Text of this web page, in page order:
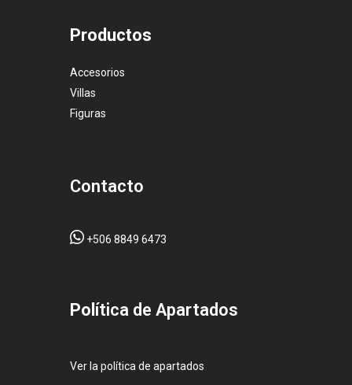
Productos
Accesorios
Villas
Figuras
Contacto
+506 8849 6473
Pol ítica de Apartados
Ver la política de apartados